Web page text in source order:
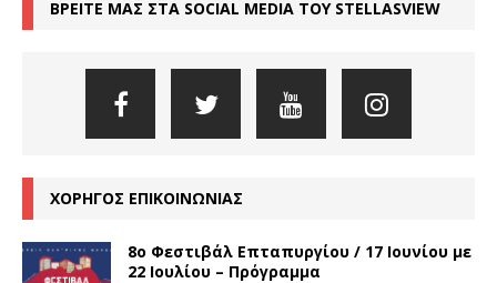
ΒΡΕΙΤΕ ΜΑΣ ΣΤΑ SOCIAL MEDIA ΤΟΥ STELLASVIEW
ΧΟΡΗΓΟΣ ΕΠΙΚΟΙΝΩΝΙΑΣ
8o Φεστιβάλ Επταπυργίου / 17 Ιουνίου με
22 Ιουλίου – Πρόγραμμα